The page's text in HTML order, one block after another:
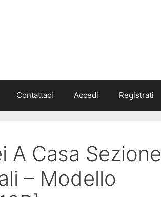
Contattaci Accedi Registrati
A Casa Sezione
– Modello